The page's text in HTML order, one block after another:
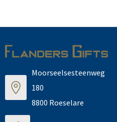
Moorseelsesteenweg
180
8800 Roeselare